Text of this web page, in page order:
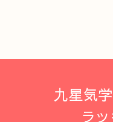
九星気
ラ